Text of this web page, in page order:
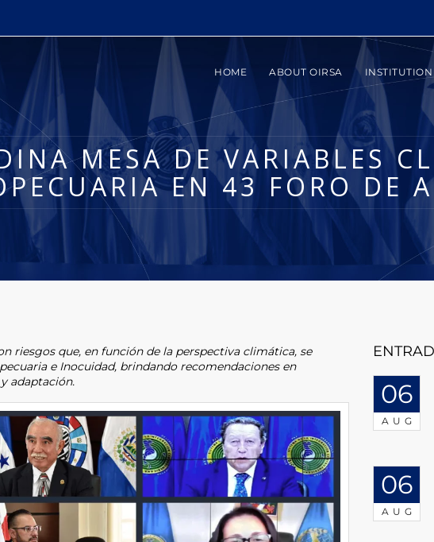
HOME ABOUT OIRSA INSTITUTION
MESA DE VARIABLES
EN 43 FORO DE
riesgos que, en función de la perspectiva climática, se
e Inocuidad, brindando recomendaciones en
adaptación.
06
AUG
06
AUG